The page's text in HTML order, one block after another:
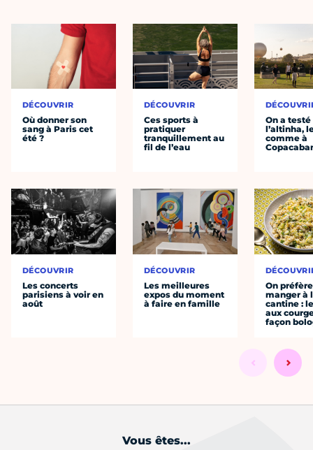
DÉCOUVRIR
Où donner son
sang à Paris cet
été ?
DÉCOUVRIR
Les concerts
parisiens à voir en
août
DÉCOUVRIR
Ces sports à
pratiquer
tranquillement au
fil de l’eau
DÉCOUVRIR
Les meilleures
expos du moment
à faire en famille
On a testé
l’altinha,
comme à
On préfère
manger à
cantine :
aux
façon
Vous êtes...